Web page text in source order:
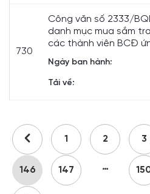
730
Công văn số 2333/
danh mục mua sắm
các thành viên BCĐ
Ngày ban hành:
Tải về:
1 2 3
146 147 …